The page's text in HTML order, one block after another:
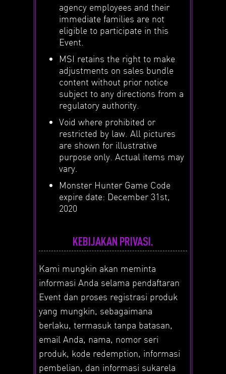
agency employees and their
immediate families are not
eligible to participate in this
Event.
MSI retains the right to make
adjustments on sales bundle
content without prior notice
subject to any directions from a
regulatory authority.
Void where prohibited or
restricted by law. All pictures
are shown for illustrative
purpose only. Actual items may
vary.
Monster Hunter Game Code
expire date: December 31st,
2020
KEBIJAKAN PRIVASI.
Kami mungkin akan meminta
informasi Anda selama pendaftaran
Event dan proses registrasi produk
yang mungkin, sebagaimana
berlaku, termasuk tanpa batasan,
email Anda, nama, nomor seri
produk, kode redemption, informasi
pembelian, dan informasi sukarela